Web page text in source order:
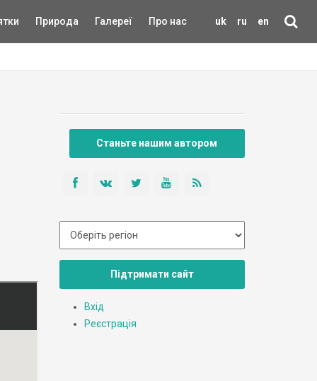
uk ru en
Природа Галереї Про нас
Станьте нашим автором
Підтримати сайт
Вхід
Реєстрація